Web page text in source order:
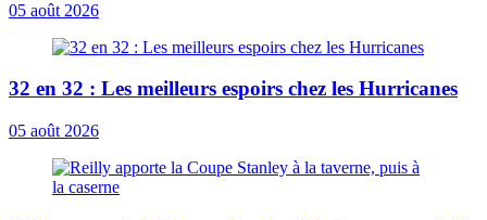
05 août 2026
32 en 32 : Les meilleurs espoirs chez les Hurricanes
05 août 2026